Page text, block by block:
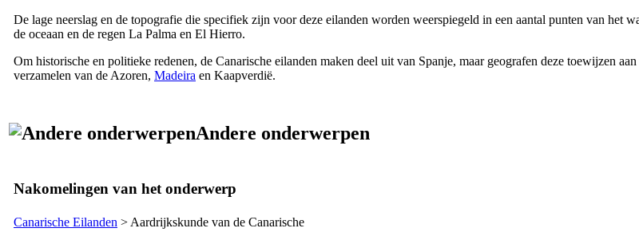
De lage neerslag en de topografie die specifiek zijn voor deze eilanden worden weerspiegeld in een aantal punten van het
de oceaan en de regen La Palma en El Hierro.
Om historische en politieke redenen, de Canarische eilanden maken deel uit van Spanje, maar geografen deze toewijzen
verzamelen van de Azoren, Madeira en Kaapverdië.
Andere onderwerpen
Nakomelingen van het onderwerp
Canarische Eilanden > Aardrijkskunde van de Canarische